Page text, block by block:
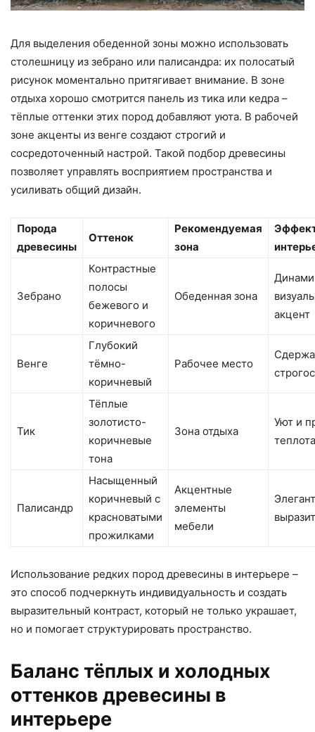
Для выделения обеденной зоны можно использовать
столешницу из зебрано или палисандра: их полосатый
рисунок моментально притягивает внимание. В зоне
отдыха хорошо смотрится панель из тика или кедра –
тёплые оттенки этих пород добавляют уюта. В рабочей
зоне акценты из венге создают строгий и
сосредоточенный настрой. Такой подбор древесины
позволяет управлять восприятием пространства и
усиливать общий дизайн.
Порода
древесины
Оттенок
Рекомендуемая
зона
Зебрано
Контрастные
полосы
бежевого и
коричневого
Обеденная зона
акцент
Венге
Глубокий
тёмно-
коричневый
Рабочее место
Тик
Тёплые
золотисто-
коричневые
тона
Зона отдыха
Уют и
теплотa
Палисандр
Насыщенный
коричневый с
красноватыми
прожилками
Акцентные
элементы
мебели
Использование редких пород древесины в интерьере –
это способ подчеркнуть индивидуальность и создать
выразительный контраст, который не только украшает,
но и помогает структурировать пространство.
Баланс тёплых и холодных
оттенков древесины в
интерьере